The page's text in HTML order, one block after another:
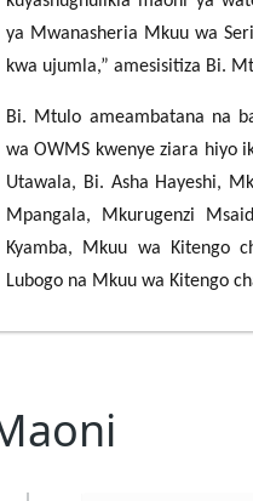
ya Mwanasheria Mkuu wa
kwa ujumla,” amesisitiza Bi.
Bi. Mtulo ameambatana na
wa OWMS kwenye ziara hiyo
Utawala, Bi. Asha Hayeshi,
Mpangala, Mkurugenzi
Kyamba, Mkuu wa Kitengo
Lubogo na Mkuu wa Kitengo